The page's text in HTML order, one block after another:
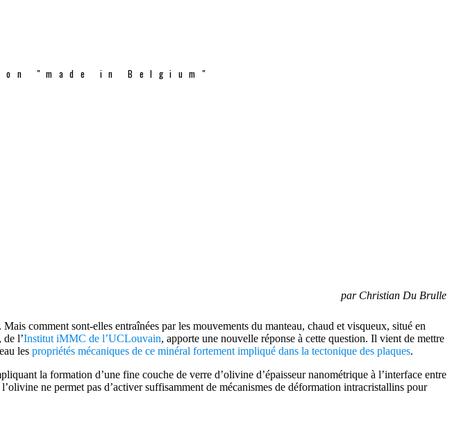
"made in Belgium"
par Christian Du Brulle
comment sont-elles entraînées par les mouvements du manteau, chaud et visqueux, situé en
l’Institut iMMC de l’UCLouvain, apporte une nouvelle réponse à cette question. Il vient de mettre
les propriétés mécaniques de ce minéral fortement impliqué dans la tectonique des plaques.
la formation d’une fine couche de verre d’olivine d’épaisseur nanométrique à l’interface entre
ne permet pas d’activer suffisamment de mécanismes de déformation intracristallins pour